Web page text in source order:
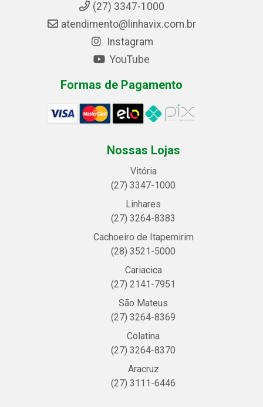
(27) 3347-1000
atendimento@linhavix.com.br
Instagram
YouTube
Formas de Pagamento
Nossas Lojas
Vitória
(27) 3347-1000
Linhares
(27) 3264-8383
Cachoeiro de Itapemirim
(28) 3521-5000
Cariacica
(27) 2141-7951
São Mateus
(27) 3264-8369
Colatina
(27) 3264-8370
Aracruz
(27) 3111-6446